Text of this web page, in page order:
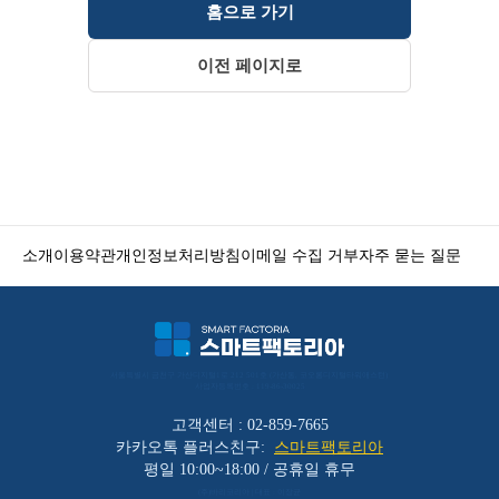
홈으로 가기
이전 페이지로
소개 이용약관개인정보처리방침 이메일 수집 거부자주 묻는 질문
고객센터 : 02-859-7665
카카오톡 플러스친구:
스마트팩토리아
평일 10:00~18:00 / 공휴일 휴무